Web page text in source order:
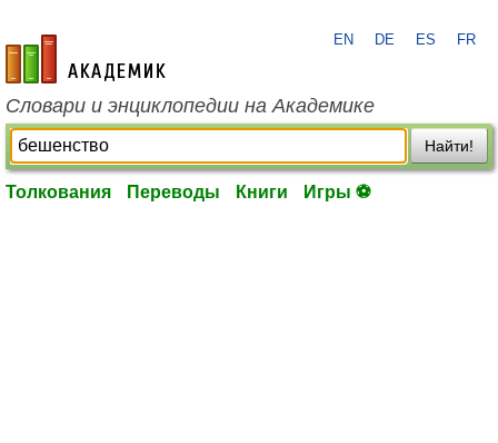
academic.ru
EN DE ES FR
Словари и энциклопедии на Академике
Найти!
Толкования Переводы Книги Игры ⚽